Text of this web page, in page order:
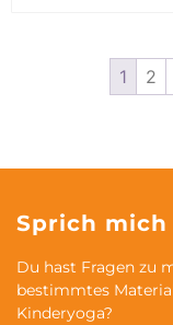
1 2
Sprich mich
Du hast Fragen zu
bestimmtes
Kinderyoga?